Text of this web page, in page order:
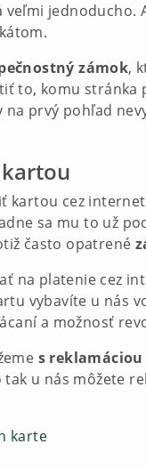
veľmi jednoducho.
zámok,
to, komu
na prvý pohľad
kartou cez
sa mu to už
často opatrené
na platenie cez
vybavíte u nás
a možnosť
s
tak u nás môžete
karte